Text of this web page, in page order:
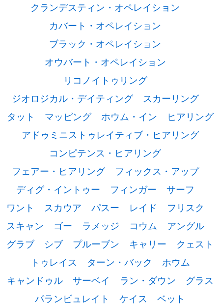
クランデスティン・オペレイション
カバート・オペレイション
ブラック・オペレイション
オウバート・オペレイション
リコノイトゥリング
ジオロジカル・デイティング
スカーリング
タット
マッピング ホウム・イン
ヒアリング
アドゥミニストゥレイティブ・ヒアリング
コンピテンス・ヒアリング
フェアー・ヒアリング
フィックス・アップ
ディグ・イントゥー
フィンガー
サーフ
ワント
スカウア パスー レイド
フリスク
スキャン
ゴー ラメッジ コウム
アングル
グラブ
シブ プルーブン キャリー
クェスト
トゥレイス
ターン・バック
ホウム
キャンドゥル
サーベイ ラン・ダウン
グラス
パランビュレイト
ケイス
ベット